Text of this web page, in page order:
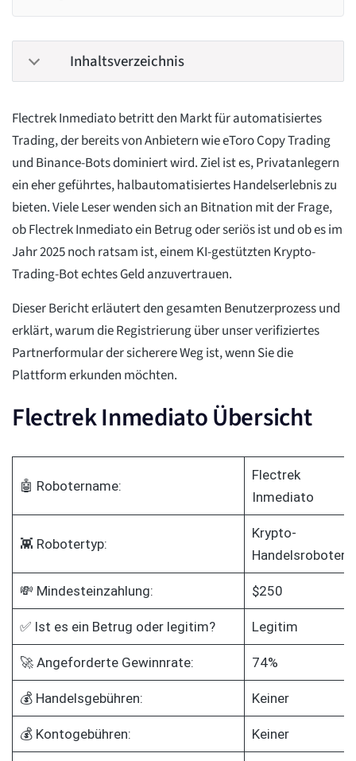
Inhaltsverzeichnis
Flectrek Inmediato betritt den Markt für automatisiertes
Trading, der bereits von Anbietern wie eToro Copy Trading
und Binance-Bots dominiert wird. Ziel ist es, Privatanlegern
ein eher geführtes, halbautomatisiertes Handelserlebnis zu
bieten. Viele Leser wenden sich an Bitnation mit der Frage,
ob Flectrek Inmediato ein Betrug oder seriös ist und ob es im
Jahr 2025 noch ratsam ist, einem KI-gestützten Krypto-
Trading-Bot echtes Geld anzuvertrauen.
Dieser Bericht erläutert den gesamten Benutzerprozess und
erklärt, warum die Registrierung über unser verifiziertes
Partnerformular der sicherere Weg ist, wenn Sie die
Plattform erkunden möchten.
Flectrek Inmediato Übersicht
🤖 Robotername:
Flectrek
Inmediato
👾 Robotertyp:
Krypto-
Handelsroboter
💸 Mindesteinzahlung: $250
✅ Ist es ein Betrug oder legitim? Legitim
🚀 Angeforderte Gewinnrate: 74%
💰 Handelsgebühren: Keiner
💰 Kontogebühren: Keiner